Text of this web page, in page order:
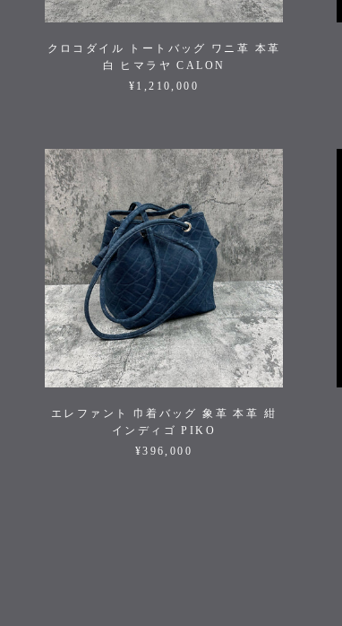
クロコダイル トートバッグ ワニ革 本革
白 ヒマラヤ CALON
¥1,210,000
エレファント 巾着バッグ 象革 本革 紺
インディゴ PIKO
¥396,000